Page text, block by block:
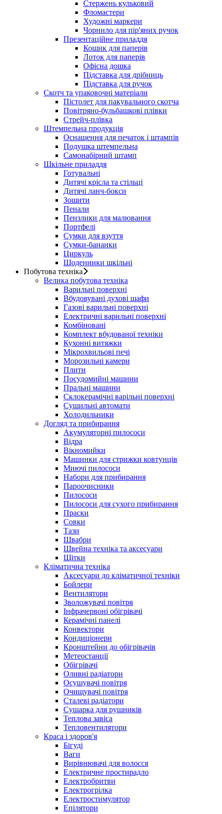
Стержень кульковий
Фломастери
Художні маркери
Чорнило для пір'яних ручок
Презентаційне приладдя
Кошик для паперів
Лоток для паперів
Офісна дошка
Підставка для дрібниць
Підставка для ручок
Скотч та упаковочні матеріали
Пістолет для пакувального скотча
Повітряно-бульбашкові плівки
Стрейч-плівка
Штемпельна продукція
Оснащення для печаток і штампів
Подушка штемпельна
Самонабірний штамп
Шкільне приладдя
Готувальні
Дитячі крісла та стільці
Дитячі ланч-бокси
Зошити
Пенали
Пензлики для малювання
Портфелі
Сумки для взуття
Сумки-бананки
Циркуль
Щоденники шкільні
Побутова техніка
Велика побутова техніка
Варильні поверхні
Вбудовувані духові шафи
Газові варильні поверхні
Електричні варильні поверхні
Комбіновані
Комплект вбудованої техніки
Кухонні витяжки
Мікрохвильові печі
Морозильні камери
Плити
Посудомийні машини
Пральні машини
Склокерамічні варільні поверхні
Сушильні автомати
Холодильники
Догляд та прибирання
Акумуляторні пилососи
Відра
Вікномийки
Машинки для стрижки ковтунців
Миючі пилососи
Набори для прибирання
Пароочисники
Пилососи
Пилососи для сухого прибирання
Праски
Совки
Тази
Швабри
Швейна техніка та аксесуари
Щітки
Кліматична техніка
Аксесуари до кліматичної техніки
Бойлери
Вентилятори
Зволожувачі повітря
Інфрачервоні обігрівачі
Керамічні панелі
Конвектори
Кондиціонери
Кронштейни до обігрівачів
Метеостанції
Обігрівачі
Оливні радіатори
Осушувачі повітря
Очищувачі повітря
Сталеві радіатори
Сушарка для рушників
Теплова завіса
Тепловентилятори
Краса і здоров'я
Бігуді
Ваги
Вирівнювачі для волосся
Електричне простирадло
Електробритви
Електрогрілка
Електростимулятор
Епілятори